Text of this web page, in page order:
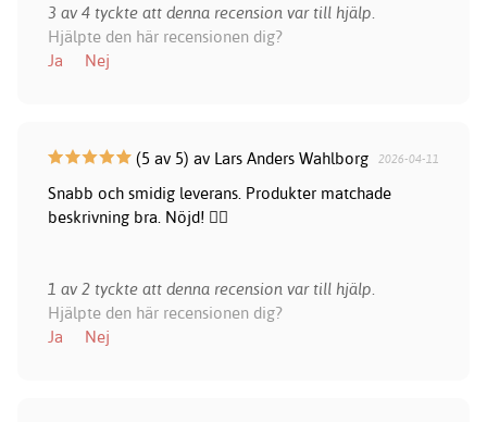
3 av 4 tyckte att denna recension var till hjälp.
Hjälpte den här recensionen dig?
Ja
Nej
(5 av 5) av Lars Anders Wahlborg 2026-04-11
Snabb och smidig leverans. Produkter matchade
beskrivning bra. Nöjd! 👍🏻
1 av 2 tyckte att denna recension var till hjälp.
Hjälpte den här recensionen dig?
Ja
Nej